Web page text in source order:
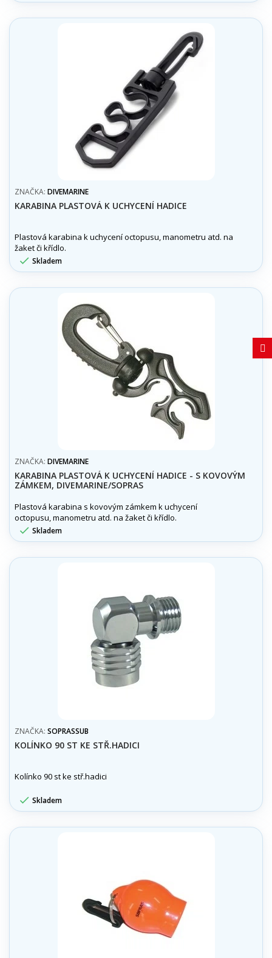
ZNAČKA: DIVEMARINE
KARABINA PLASTOVÁ K UCHYCENÍ HADICE
Plastová karabina k uchycení octopusu, manometru atd. na
žaket či křídlo.
 Skladem
ZNAČKA: DIVEMARINE
KARABINA PLASTOVÁ K UCHYCENÍ HADICE - S KOVOVÝM
ZÁMKEM, DIVEMARINE/SOPRAS
Plastová karabina s kovovým zámkem k uchycení
octopusu, manometru atd. na žaket či křídlo.
 Skladem
ZNAČKA: SOPRASSUB
KOLÍNKO 90 ST KE STŘ.HADICI
Kolínko 90 st ke stř.hadici
 Skladem